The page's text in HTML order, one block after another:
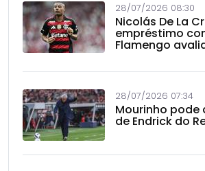
28/07/2026 08:30
Nicolás De La
empréstimo
Flamengo
28/07/2026 07:34
Mourinho pode
de Endrick do